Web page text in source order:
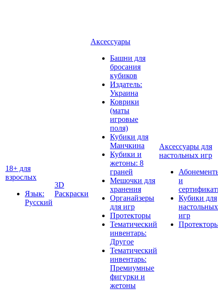
18+ для
взрослых
Язык:
Русский
3D
Раскраски
Аксессуары
Башни для
бросания
кубиков
Издатель:
Украина
Коврики
(маты
игровые
поля)
Кубики для
Манчкина
Кубики и
жетоны: 8
граней
Мешочки для
хранения
Органайзеры
для игр
Протекторы
Тематический
инвентарь:
Другое
Тематический
инвентарь:
Премиумные
фигурки и
жетоны
Аксессуары для
настольных игр
и
Кубики для
настольных
игр